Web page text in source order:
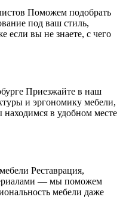
Поможем подобрать
под ваш стиль,
если вы не знаете, с чего
Приезжайте в наш
и эргономику мебели,
в удобном месте
Реставрация,
— мы поможем
мебели даже